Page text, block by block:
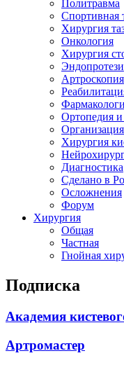
Политравма
Спортивная
Хирургия
Онкология
Хирургия
Артроскопия
Ортопедия
Хирургия
Диагностика
Сделано в
Осложнения
Форум
Хирургия
Общая
Частная
Гнойная
Подписка
Академия
Артромастер